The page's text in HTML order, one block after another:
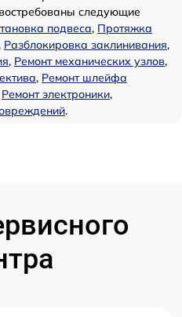
следующие
подвеса, Протяжка
Разблокировка заклинивания,
, Ремонт механических узлов,
, Ремонт шлейфа
Ремонт электроники,
.